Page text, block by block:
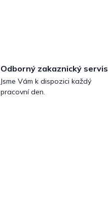
Odborný zakaznický servis
Jsme Vám k dispozici každý
pracovní den.